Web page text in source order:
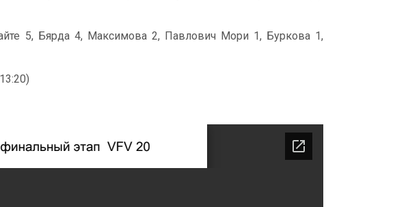
5, Бярда 4, Максимова 2, Павлович Мори 1, Буркова 1,